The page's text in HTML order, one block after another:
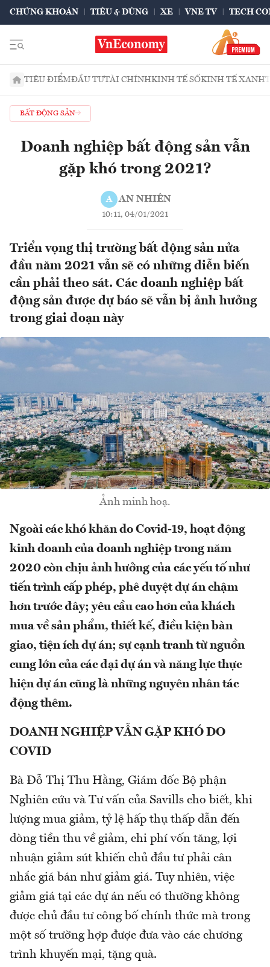
CHỨNG KHOÁN TIÊU & DÙNG XE VNE TV TECH
TIÊU ĐIỂMĐẦU TƯTÀI CHÍNHKINH TẾ SỐKINH TẾ XANH
BẤT ĐỘNG SẢN
Doanh nghiệp bất động sản vẫn
gặp khó trong 2021?
A AN NHIÊN
10:11, 04/01/2021
Triển vọng thị trường bất động sản nửa
đầu năm 2021 vẫn sẽ có những diễn biến
cần phải theo sát. Các doanh nghiệp bất
động sản được dự báo sẽ vẫn bị ảnh hưởng
trong giai đoạn này
Ảnh minh hoạ.
Ngoài các khó khăn do Covid-19, hoạt động
kinh doanh của doanh nghiệp trong năm
2020 còn chịu ảnh hưởng của các yếu tố như
tiến trình cấp phép, phê duyệt dự án chậm
hơn trước đây; yêu cầu cao hơn của khách
mua về sản phẩm, thiết kế, điều kiện bàn
giao, tiện ích dự án; sự cạnh tranh từ nguồn
cung lớn của các đại dự án và năng lực thực
hiện dự án cũng là những nguyên nhân tác
động thêm.
DOANH NGHIỆP VẪN GẶP KHÓ DO
COVID
Bà Đỗ Thị Thu Hằng, Giám đốc Bộ phận
Nghiên cứu và Tư vấn của Savills cho biết, khi
lượng mua giảm, tỷ lệ hấp thụ thấp dẫn đến
dòng tiền thu về giảm, chi phí vốn tăng, lợi
nhuận giảm sút khiến chủ đầu tư phải cân
nhắc giá bán như giảm giá. Tuy nhiên, việc
giảm giá tại các dự án nếu có thường không
được chủ đầu tư công bố chính thức mà trong
một số trường hợp được đưa vào các chương
trình khuyến mại, tặng quà.